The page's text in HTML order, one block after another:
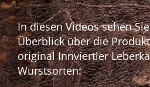
In diesen Videos sehen
Überblick über die
original Innviertler
Wurstsorten: